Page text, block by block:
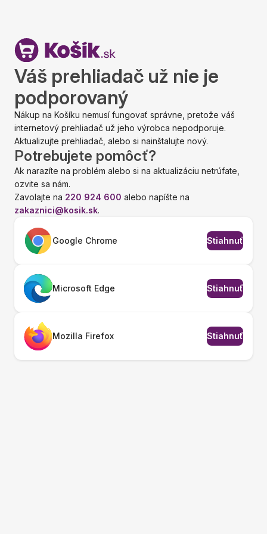
Váš prehliadač už nie je
podporovaný
Nákup na Košíku nemusí fungovať správne, pretože váš
internetový prehliadač už jeho výrobca nepodporuje.
Aktualizujte prehliadač, alebo si nainštalujte nový.
Potrebujete pomôcť?
Ak narazíte na problém alebo si na aktualizáciu netrúfate,
ozvite sa nám.
Zavolajte na 220 924 600 alebo napíšte na
zakaznici@kosik.sk.
Google Chrome Stiahnuť
Microsoft Edge Stiahnuť
Mozilla Firefox Stiahnuť